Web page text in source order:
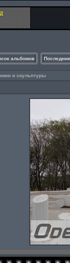
альбомов
и скульптуры